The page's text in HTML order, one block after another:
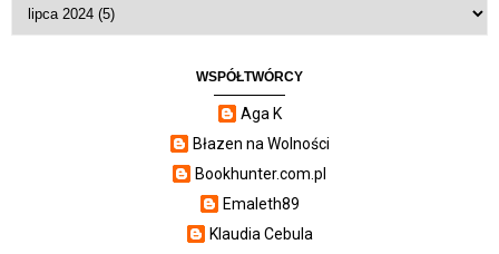
WSPÓŁTWÓRCY
Aga K
Błazen na Wolności
Bookhunter.com.pl
Emaleth89
Klaudia Cebula